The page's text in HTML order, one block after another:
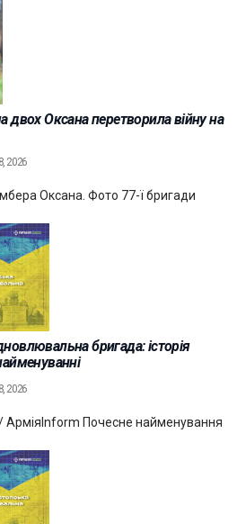
Оксана перетворила війну на
2026
Оксана. Фото 77-ї бригади
бригада: історія
2026
АрміяInform Почесне найменування